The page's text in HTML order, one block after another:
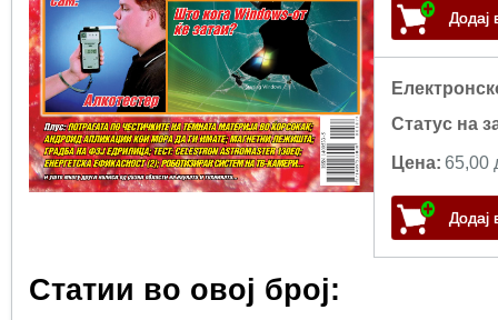
Статус на
Цена: 65,00
Статии во овој број: